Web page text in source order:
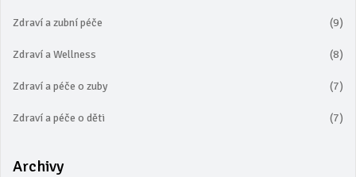
Zdraví a zubní péče (9)
Zdraví a Wellness (8)
Zdraví a péče o zuby (7)
Zdraví a péče o děti (7)
Archivy